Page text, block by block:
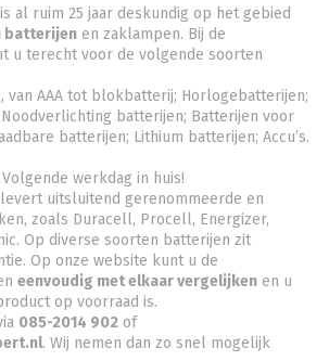
al ruim 25 jaar deskundig op het gebied
batterijen en zaklampen. Bij de
u terecht voor de volgende soorten
van AAA tot blokbatterij; Horlogebatterijen;
Noodverlichting batterijen; Batterijen voor
batterijen; Lithium batterijen; Accu’s.
werkdag in huis!
uitsluitend gerenommeerde en
zoals Duracell, Procell, Energizer,
Op diverse soorten batterijen zit
Op onze website kunt u de
eenvoudig met elkaar vergelijken en u
op voorraad is.
085-2014 902 of
. Wij nemen dan zo snel mogelijk